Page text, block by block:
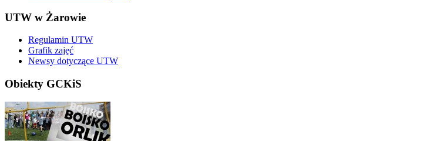
UTW w Żarowie
Regulamin UTW
Grafik zajęć
Newsy dotyczące UTW
Obiekty GCKiS